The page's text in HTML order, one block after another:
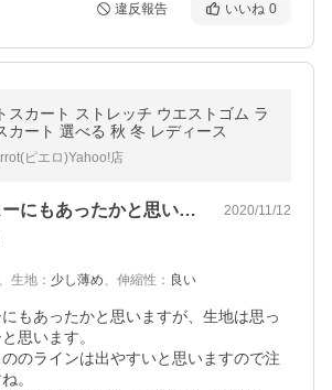
違反報告 いいね 0
スカート ストレッチ ウエストゴム ラ
カート 選べる 秋 冬 レディース
ピエロ)Yahoo!店
他の方のレビューにもあったかと思います… 2020/11/12
、 生地 ： 少し薄め、 伸縮性 ： 良い
もあったかと思いますが、生地は思っ
思います。
のラインは出やすいと思いますので注
。